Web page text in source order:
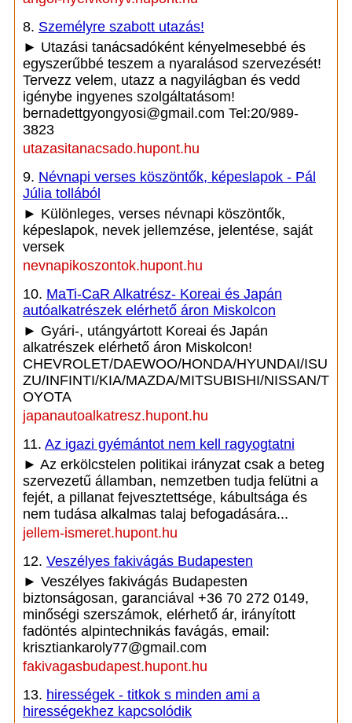
8. Személyre szabott utazás!
► Utazási tanácsadóként kényelmesebbé és
egyszerűbbé teszem a nyaralásod szervezését!
Tervezz velem, utazz a nagyilágban és vedd
igénybe ingyenes szolgáltatásom!
bernadettgyongyosi@gmail.com Tel:20/989-
3823
utazasitanacsado.hupont.hu
9. Névnapi verses köszöntők, képeslapok - Pál
Júlia tollából
► Különleges, verses névnapi köszöntők,
képeslapok, nevek jellemzése, jelentése, saját
versek
nevnapikoszontok.hupont.hu
10. MaTi-CaR Alkatrész- Koreai és Japán
autóalkatrészek elérhető áron Miskolcon
► Gyári-, utángyártott Koreai és Japán
alkatrészek elérhető áron Miskolcon!
CHEVROLET/DAEWOO/HONDA/HYUNDAI/ISU
ZU/INFINTI/KIA/MAZDA/MITSUBISHI/NISSAN/T
OYOTA
japanautoalkatresz.hupont.hu
11. Az igazi gyémántot nem kell ragyogtatni
► Az erkölcstelen politikai irányzat csak a beteg
szervezetű államban, nemzetben tudja felütni a
fejét, a pillanat fejvesztettsége, kábultsága és
nem tudása alkalmas talaj befogadására...
jellem-ismeret.hupont.hu
12. Veszélyes fakivágás Budapesten
► Veszélyes fakivágás Budapesten
biztonságosan, garanciával +36 70 272 0149,
minőségi szerszámok, elérhető ár, irányított
fadöntés alpintechnikás favágás, email:
krisztiankaroly77@gmail.com
fakivagasbudapest.hupont.hu
13. hirességek - titkok s minden ami a
hirességekhez kapcsolódik